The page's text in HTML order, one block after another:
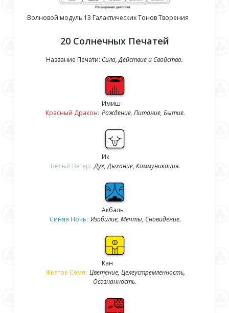
Волновой модуль 13 Галактических Тонов Творения
20 Солнечных Печатей
Название Печати: Сила, Действие и Свойство.
Имиш
Красный Дракон: Рождение, Питание, Бытие.
Ик
Белый Ветер: Дух, Дыхание, Коммуникация.
Акбаль
Синяя Ночь: Изобилие, Мечты, Сновидение.
Кан
Желтое Семя: Цветение, Целеустремленность,
Осознанность.